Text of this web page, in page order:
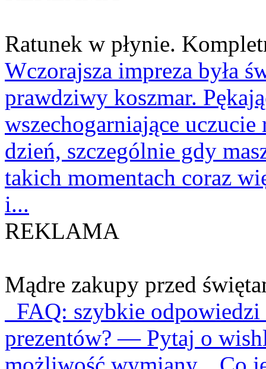
19/09/2019
: „Każdy z nas
Markiem Plutowskim
Z kraju
Ratunek w płynie.
Wczorajsza impreza była
prawdziwy koszmar.
wszechogarniające
dzień, szczególnie gdy
takich momentach coraz
i...
REKLAMA
Mądre zakupy przed
FAQ: szybkie
prezentów? — Pytaj o